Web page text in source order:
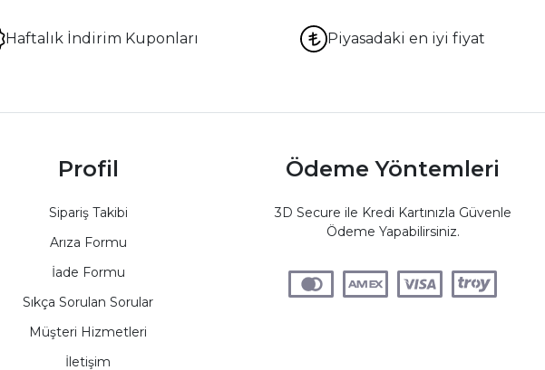
Haftalık İndirim Kuponları Piyasadaki en iyi fiyat
Profil
Sipariş Takibi
Arıza Formu
İade Formu
Sıkça Sorulan Sorular
Müşteri Hizmetleri
İletişim
Ödeme Yöntemleri
3D Secure ile Kredi Kartınızla Güvenle
Ödeme Yapabilirsiniz.